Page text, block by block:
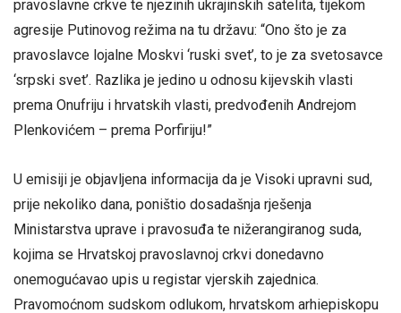
pravoslavne crkve te njezinih ukrajinskih satelita, tijekom
agresije Putinovog režima na tu državu: “Ono što je za
pravoslavce lojalne Moskvi ‘ruski svet’, to je za svetosavce
‘srpski svet’. Razlika je jedino u odnosu kijevskih vlasti
prema Onufriju i hrvatskih vlasti, predvođenih Andrejom
Plenkovićem – prema Porfiriju!”
U emisiji je objavljena informacija da je Visoki upravni sud,
prije nekoliko dana, poništio dosadašnja rješenja
Ministarstva uprave i pravosuđa te nižerangiranog suda,
kojima se Hrvatskoj pravoslavnoj crkvi donedavno
onemogućavao upis u registar vjerskih zajednica.
Pravomoćnom sudskom odlukom, hrvatskom arhiepiskopu